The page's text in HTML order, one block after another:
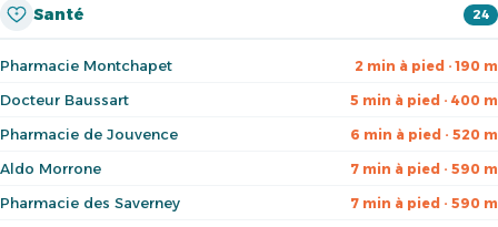
Santé 24
Pharmacie Montchapet 2 min à pied · 190 m
Docteur Baussart 5 min à pied · 400 m
Pharmacie de Jouvence 6 min à pied · 520 m
Aldo Morrone 7 min à pied · 590 m
Pharmacie des Saverney 7 min à pied · 590 m